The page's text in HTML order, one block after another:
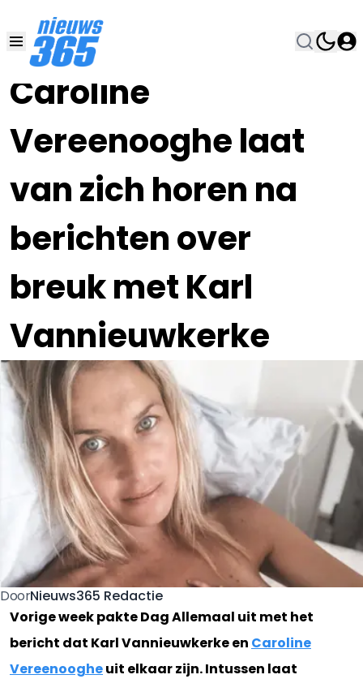
Caroline
Vereenooghe laat
van zich horen na
berichten over
breuk met Karl
Vannieuwkerke
04 JUL 2024, 12:00
DoorNieuws365 Redactie
Vorige week pakte Dag Allemaal uit met het
bericht dat Karl Vannieuwkerke en Caroline
Vereenoogheuit elkaar zijn. Intussen laat